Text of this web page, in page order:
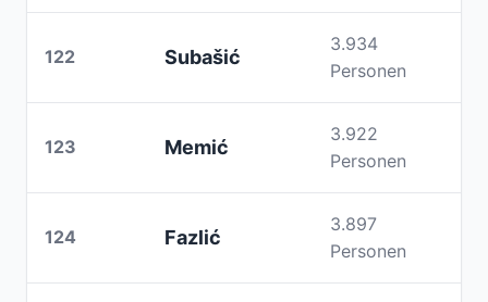
122 Subašić
3.934
Personen
123 Memić
3.922
Personen
124 Fazlić
3.897
Personen